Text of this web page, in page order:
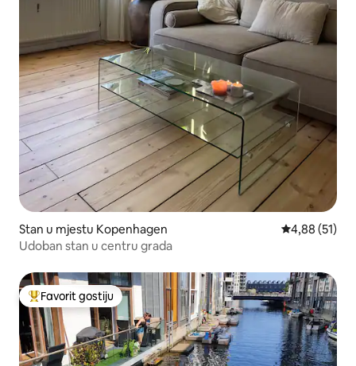
Stan u mjestu Kopenhagen prosječna
4,88 (51)
Udoban stan u centru grada
Glavni favorit gostiju
Favorit gostiju